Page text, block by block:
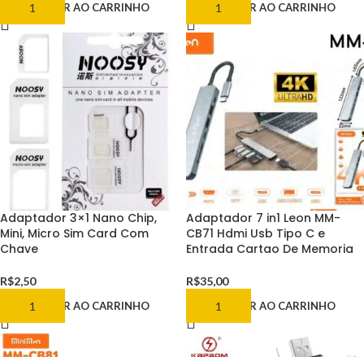
ADICIONAR AO CARRINHO ADICIONAR AO CARRINHO
Adaptador 3×1 Nano Chip,
Mini, Micro Sim Card Com
Chave
R$2,50
ADICIONAR AO CARRINHO
Adaptador 7 in1 Leon MM-
CB71 Hdmi Usb Tipo C e
Entrada Cartao De Memoria
R$35,00
ADICIONAR AO CARRINHO